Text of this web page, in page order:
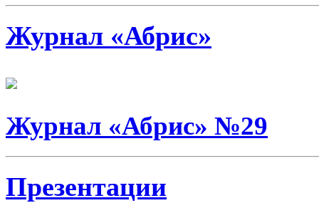
Журнал «Абрис»
Журнал «Абрис» №29
Презентации